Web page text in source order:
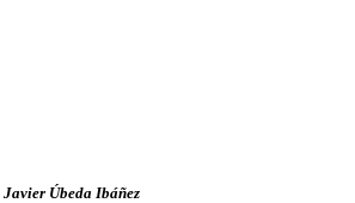
Javier Úbeda Ibáñez